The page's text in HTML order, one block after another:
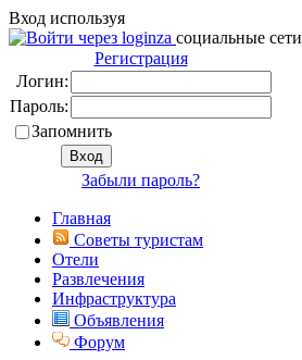
Вход используя
социальные сети
Регистрация
Логин:
Пароль:
Запомнить
Забыли пароль?
Главная
Советы туристам
Отели
Развлечения
Инфраструктура
Объявления
Форум